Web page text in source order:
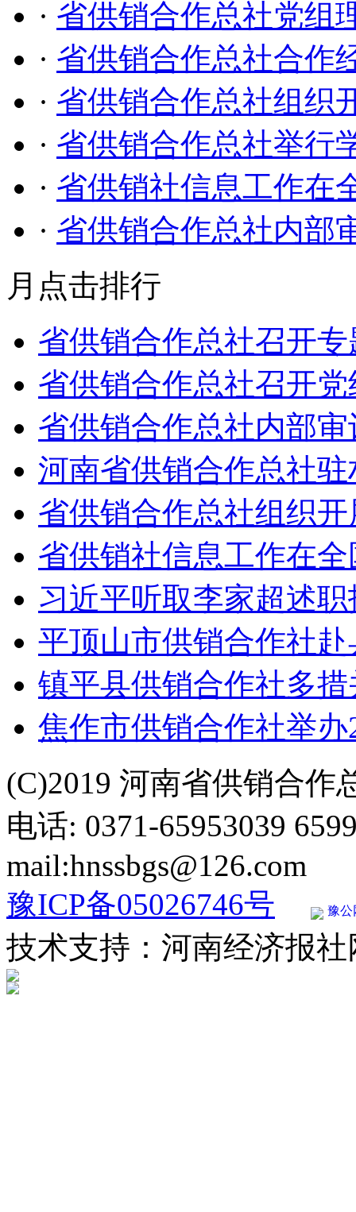
· 省供销合作总社党组
· 省供销合作总社合作
· 省供销合作总社组织
· 省供销合作总社举行
· 省供销社信息工作在
· 省供销合作总社内部
月点击排行
省供销合作总社召开
省供销合作总社召开
省供销合作总社内部
河南省供销合作总社
省供销合作总社组织
省供销社信息工作在
习近平听取李家超述
平顶山市供销合作社
镇平县供销合作社多
焦作市供销合作社举
(C)2019 河南省供销合作
电话: 0371-65953039
mail:hnssbgs@126.com
豫ICP备05026746号
豫公
技术支持：河南经济报社